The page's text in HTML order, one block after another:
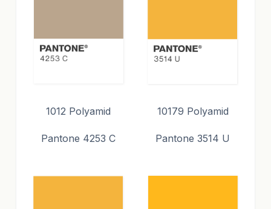
1012 Polyamid
Pantone 4253 C
10179 Polyamid
Pantone 3514 U